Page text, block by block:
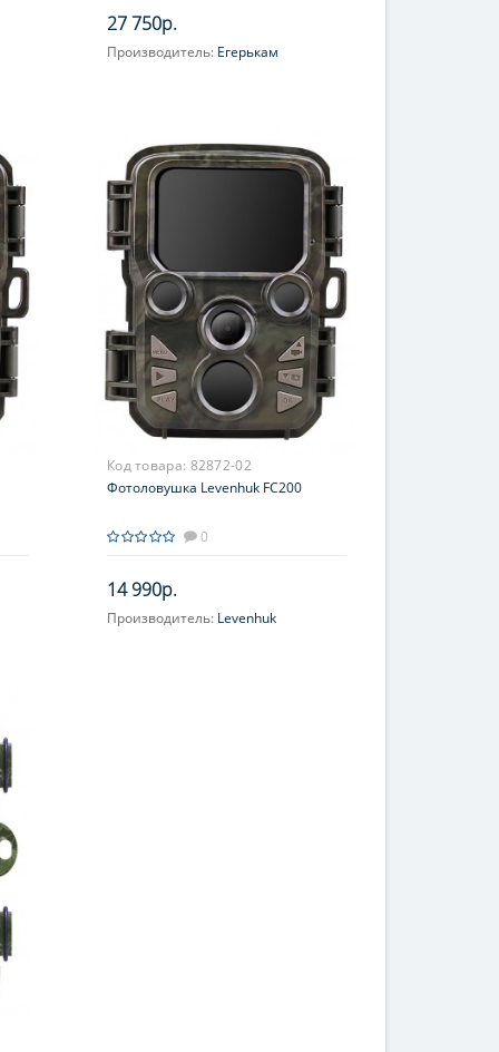
облаком EGERCam.ru
27 750р.
Производитель: Егерькам
Код товара: 82872-02
Фотоловушка Levenhuk FC200
0
14 990р.
Производитель: Levenhuk